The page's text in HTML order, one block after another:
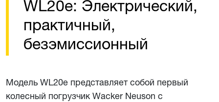
WL20e: Электрический,
практичный,
безэмиссионный
Модель WL20e представляет собой первый
колесный погрузчик Wacker Neuson с